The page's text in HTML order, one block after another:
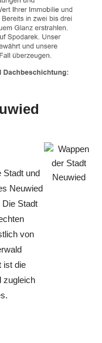
Stadt und
Neuwied
Die Stadt
von
ist die
zugleich